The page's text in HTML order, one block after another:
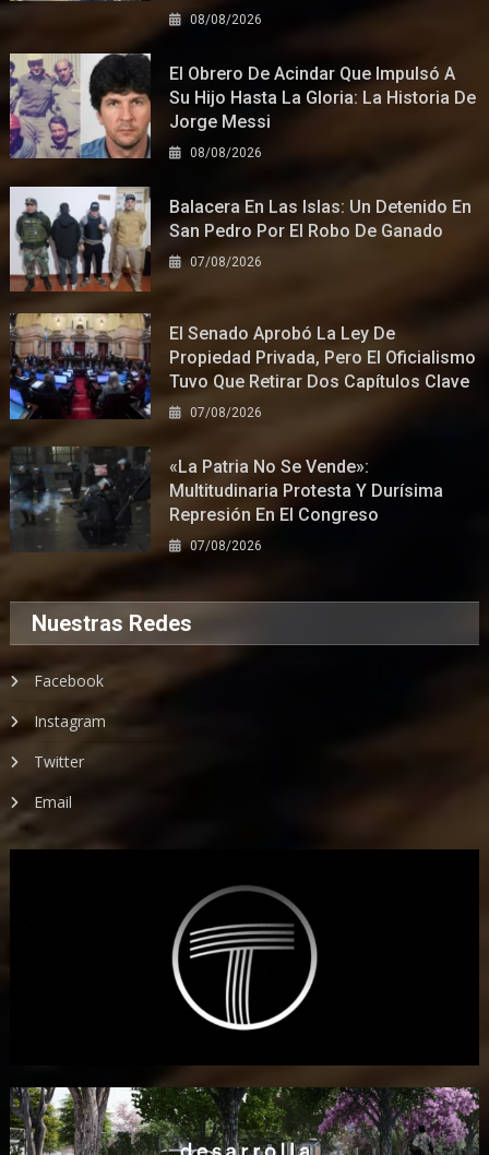
08/08/2026
El Obrero De Acindar Que Impulsó A
Su Hijo Hasta La Gloria: La Historia De
Jorge Messi
08/08/2026
Balacera En Las Islas: Un Detenido En
San Pedro Por El Robo De Ganado
07/08/2026
El Senado Aprobó La Ley De
Propiedad Privada, Pero El Oficialismo
Tuvo Que Retirar Dos Capítulos Clave
07/08/2026
«La Patria No Se Vende»:
Multitudinaria Protesta Y Durísima
Represión En El Congreso
07/08/2026
Nuestras Redes
Facebook
Instagram
Twitter
Email